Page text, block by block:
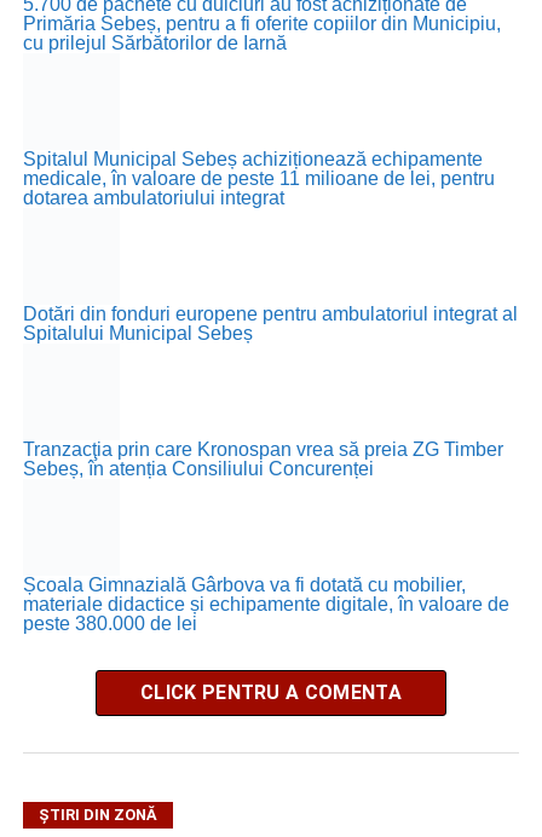
5.700 de pachete cu dulciuri au fost achiziționate de
Primăria Sebeș, pentru a fi oferite copiilor din Municipiu,
cu prilejul Sărbătorilor de Iarnă
Spitalul Municipal Sebeș achiziționează echipamente
medicale, în valoare de peste 11 milioane de lei, pentru
dotarea ambulatoriului integrat
Dotări din fonduri europene pentru ambulatoriul integrat al
Spitalului Municipal Sebeș
Tranzacţia prin care Kronospan vrea să preia ZG Timber
Sebeș, în atenția Consiliului Concurenței
Școala Gimnazială Gârbova va fi dotată cu mobilier,
materiale didactice și echipamente digitale, în valoare de
peste 380.000 de lei
CLICK PENTRU A COMENTA
ȘTIRI DIN ZONĂ